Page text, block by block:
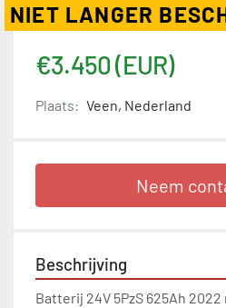
NIET LANGER
€3.450 (EUR)
Plaats: Veen, Nederland
Neem
Beschrijving
Batterij 24V 5PzS 625Ah